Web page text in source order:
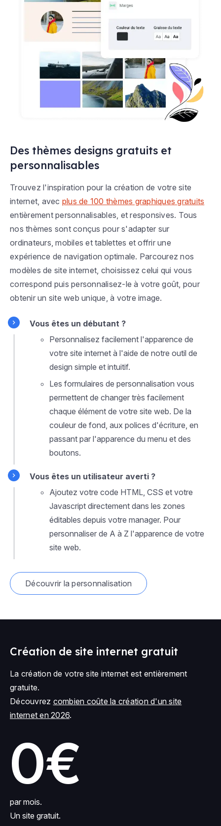
Des thèmes designs gratuits et
personnalisables
Trouvez l'inspiration pour la création de votre site
internet, avec plus de 100 thèmes graphiques gratuits
entièrement personnalisables, et responsives. Tous
nos thèmes sont conçus pour s'adapter sur
ordinateurs, mobiles et tablettes et offrir une
expérience de navigation optimale. Parcourez nos
modèles de site internet, choisissez celui qui vous
correspond puis personnalisez-le à votre goût, pour
obtenir un site web unique, à votre image.
Vous êtes un débutant ?
Personnalisez facilement l'apparence de
votre site internet à l'aide de notre outil de
design simple et intuitif.
Les formulaires de personnalisation vous
permettent de changer très facilement
chaque élément de votre site web. De la
couleur de fond, aux polices d'écriture, en
passant par l'apparence du menu et des
boutons.
Vous êtes un utilisateur averti ?
Ajoutez votre code HTML, CSS et votre
Javascript directement dans les zones
éditables depuis votre manager. Pour
personnaliser de A à Z l'apparence de votre
site web.
Découvrir la personnalisation
Création de site internet gratuit
La création de votre site internet est entièrement
gratuite.
Découvrez combien coûte la création d'un site
internet en 2026.
0€
par mois.
Un site gratuit.